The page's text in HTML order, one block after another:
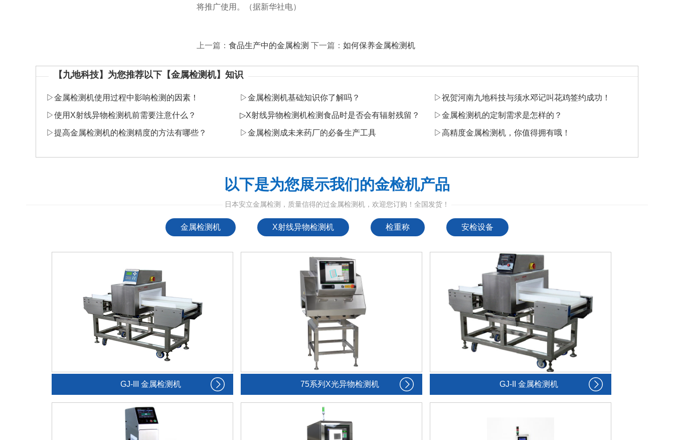
将推广使用。（据新华社电）
上一篇： 食品生产中的金属检测 下一篇： 如何保养金属检测机
【九地科技】为您推荐以下【金属检测机】知识
▷金属检测机使用过程中影响检测的因素！ ▷金属检测机基础知识你了解吗？ ▷祝贺河南九地科技与须水邓记叫花鸡签约成功！
▷​使用X射线异物检测机前需要注意什么？ ▷X射线异物检测机检测食品时是否会有辐射残留？ ▷​金属检测机的定制需求是怎样的？
▷​提高金属检测机的检测精度的方法有哪些？ ▷金属检测成未来药厂的必备生产工具 ▷高精度金属检测机，你值得拥有哦！
以下是为您展示我们的金检机产品
日本安立金属检测，质量信得的过金属检测机，欢迎您订购！全国发货！
金属检测机 X射线异物检测机 检重称 安检设备
GJ-III 金属检测机 75系列X光异物检测机 GJ-II 金属检测机